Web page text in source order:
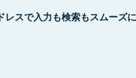
レスで入力も検索もスムーズ